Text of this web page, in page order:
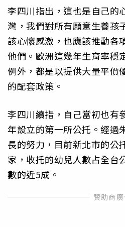
李四川指出，這也是自己的
灣，我們對所有願意生養孩
該心懷感激，也應該推動各
他們。歐洲這幾年生育率穩
例外，都是以提供大量平價
的配套政策。
李四川續指，自己當初也有
年設立的第一所公托。經過
長的努力，目前新北市的公
家，收托的幼兒人數占全台
數的近5成。